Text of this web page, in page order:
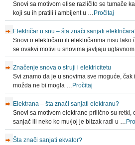
Snovi sa motivom elise različito se tumače
koji su ih pratili i ambijent u … Pročitaj
Električar u snu – šta znači sanjati
Snovi o električaru ili električarima nisu tako
se ovakvi motivi u snovima javljaju
Značenje snova o struji i elektricitetu
Svi znamo da je u snovima sve moguće,
možda ne bi mogla … Pročitaj
Elektrana – šta znači sanjati elektranu?
Snovi sa motivom elektrane prilično su retki,
sanjač ili neko ko mu/joj je blizak radi u …
Šta znači sanjati ekvator?